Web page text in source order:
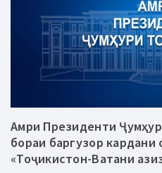
Амри Президенти
бораи баргузор кардани
«Тоҷикистон-Ватани